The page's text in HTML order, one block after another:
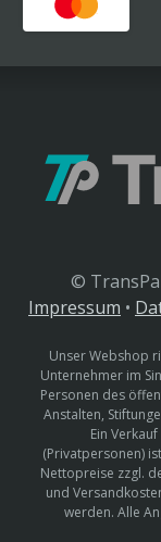
©
Impressum •
Unser Webshop
Unternehmer im
Personen des
Anstalten,
Ein
(Privatpersonen)
Nettopreise zzgl.
und
werden. Alle